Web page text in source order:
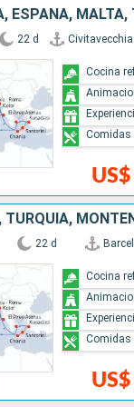
22 d
Cocina
Comidas
22 d
Cocina
Comidas